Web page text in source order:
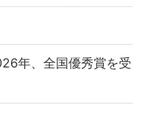
年、全国優秀賞を受